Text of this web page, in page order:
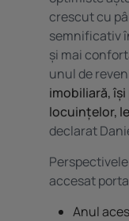
crescut cu
semnificativ
și mai
unul de
imobiliară,
locuințelor,
declarat
accesat
Anul